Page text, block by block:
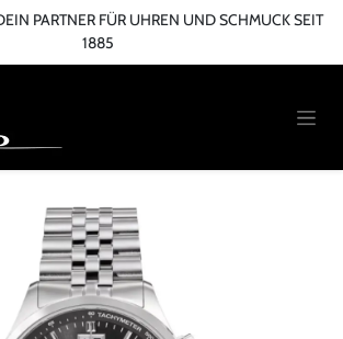
PARTNER FÜR UHREN UND SCHMUCK SEIT
1885